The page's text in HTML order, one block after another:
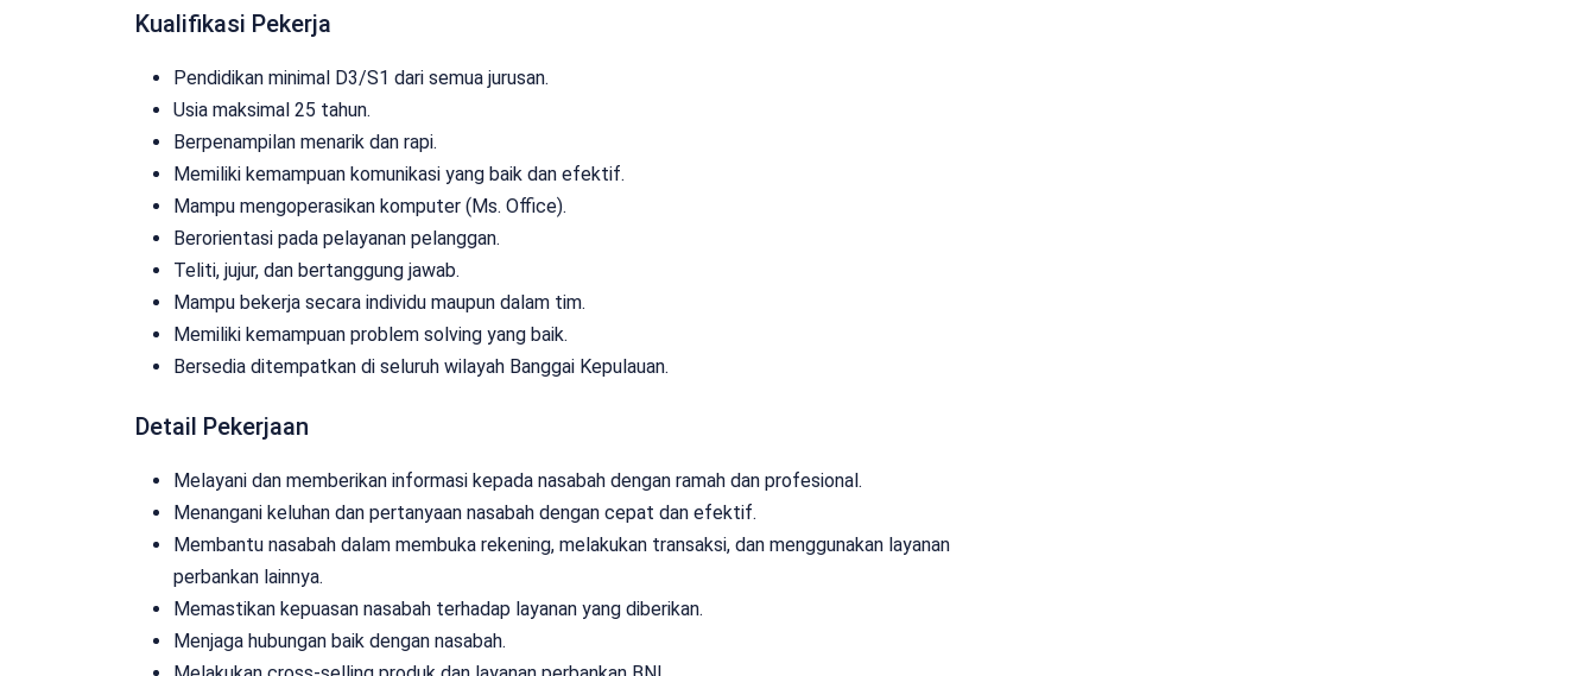
Kualifikasi Pekerja
Pendidikan minimal D3/S1 dari semua jurusan.
Usia maksimal 25 tahun.
Berpenampilan menarik dan rapi.
Memiliki kemampuan komunikasi yang baik dan efektif.
Mampu mengoperasikan komputer (Ms. Office).
Berorientasi pada pelayanan pelanggan.
Teliti, jujur, dan bertanggung jawab.
Mampu bekerja secara individu maupun dalam tim.
Memiliki kemampuan problem solving yang baik.
Bersedia ditempatkan di seluruh wilayah Banggai Kepulauan.
Detail Pekerjaan
Melayani dan memberikan informasi kepada nasabah dengan ramah dan profesional.
Menangani keluhan dan pertanyaan nasabah dengan cepat dan efektif.
Membantu nasabah dalam membuka rekening, melakukan transaksi, dan menggunakan layanan
perbankan lainnya.
Memastikan kepuasan nasabah terhadap layanan yang diberikan.
Menjaga hubungan baik dengan nasabah.